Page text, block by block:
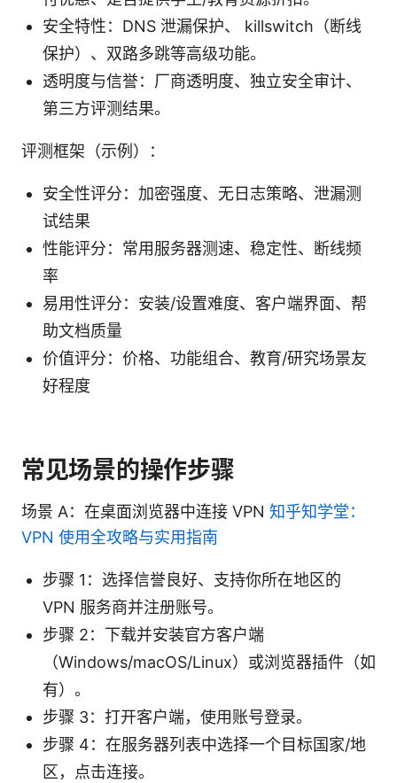
安全特性：DNS 泄漏保护、 killswitch（断线
保护）、双路多跳等高级功能。
透明度与信誉：厂商透明度、独立安全审计、
第三方评测结果。
评测框架（示例）：
安全性评分：加密强度、无日志策略、泄漏测
试结果
性能评分：常用服务器测速、稳定性、断线频
率
易用性评分：安装/设置难度、客户端界面、帮
助文档质量
价值评分：价格、功能组合、教育/研究场景友
好程度
常见场景的操作步骤
场景 A：在桌面浏览器中连接 VPN 知乎知学堂：
VPN 使用全攻略与实用指南
步骤 1：选择信誉良好、支持你所在地区的
VPN 服务商并注册账号。
步骤 2：下载并安装官方客户端
（Windows/macOS/Linux）或浏览器插件（如
有）。
步骤 3：打开客户端，使用账号登录。
步骤 4：在服务器列表中选择一个目标国家/地
区，点击连接。